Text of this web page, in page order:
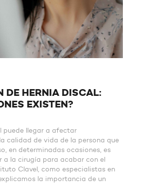
DE HERNIA DISCAL:
EXISTEN?
puede llegar a afectar
calidad de vida de la persona que
en determinadas ocasiones, es
a la cirugía para acabar con el
Clavel, como especialistas en
la importancia de un